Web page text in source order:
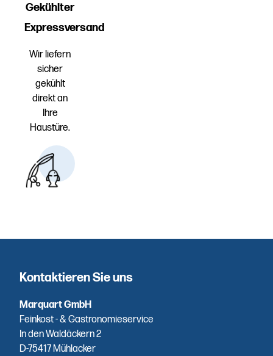
Gekühlter
Expressversand
Wir liefern
sicher
gekühlt
direkt an
Ihre
Haustüre.
– direkt aus
eigenen
Räucherei.
Kontaktieren Sie uns
Marquart GmbH
Feinkost - & Gastronomieservice
In den Waldäckern 2
D-75417 Mühlacker